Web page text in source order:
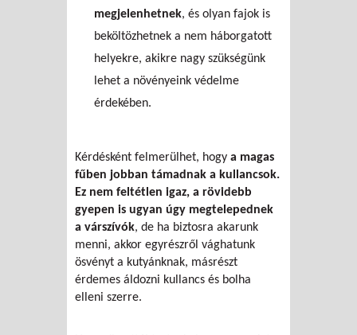
megjelenhetnek, és olyan fajok is
beköltözhetnek a nem háborgatott
helyekre, akikre nagy szükségünk
lehet a növényeink védelme
érdekében.
Kérdésként felmerülhet, hogy a magas
fűben jobban támadnak a kullancsok.
Ez nem feltétlen igaz, a rövidebb
gyepen is ugyan úgy megtelepednek
a várszívók, de ha biztosra akarunk
menni, akkor egyrészről vághatunk
ösvényt a kutyánknak, másrészt
érdemes áldozni kullancs és bolha
elleni szerre.